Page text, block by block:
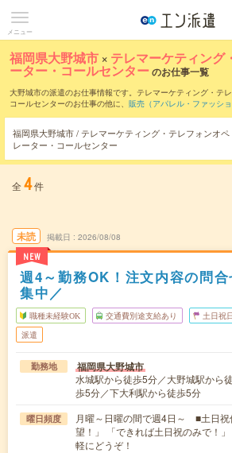
メニュー
福岡県大野城市 × テレマーケティング
ーター・コールセンターのお仕事一覧
大野城市の派遣のお仕事情報です。テレマーケティング・テ
コールセンターのお仕事の他に、 販売（アパレル・ファッショ
など
でいただけます。職種辞典：テレマーケティング・テレフォ
センターのお仕事とは？とは？
福岡県大野城市 / テレマーケティング・テレフォンオペ
レーター・コールセンター
全 4件
未読
NEW
掲載日 2026/08/08
週4～勤務OK！注文内容の問
集中／
職種未経験OK 交通費別途支給あり 土日祝
派遣
勤務地 福岡県大野城市
水城駅から徒歩5分／大野城駅から
歩5分／下大利駅から徒歩5分
曜日頻度
月曜～日曜の間で週4日～ ■土日祝
望！」 「できれば土日祝のみで！
軽にどうぞ！